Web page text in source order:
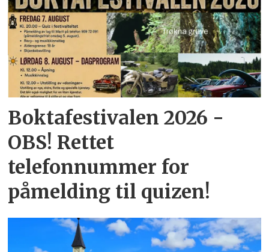
Boktafestivalen 2026 -
OBS! Rettet
telefonnummer for
påmelding til quizen!